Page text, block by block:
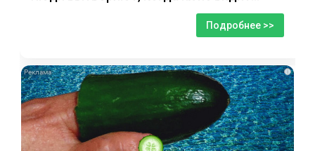
Подробнее >>
i